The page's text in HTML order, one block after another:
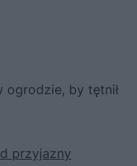
by tętnił
przyjazny